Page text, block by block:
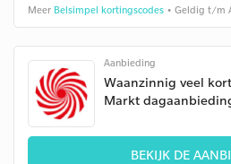
Meer Belsimpel kortingscodes • Geldig t/m
Aanbieding
Waanzinnig veel
Markt
BEKIJK DE